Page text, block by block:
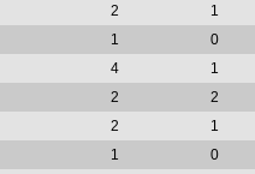
2
1
1
0
4
1
2
2
2
1
1
0